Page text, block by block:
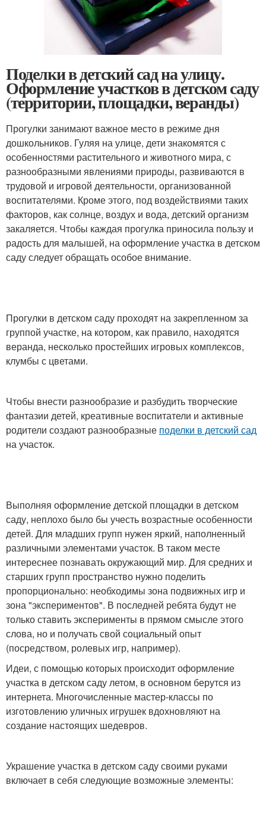
Поделки в детский сад на улицу.
Оформление участков в детском саду
(территории, площадки, веранды)
Прогулки занимают важное место в режиме дня
дошкольников. Гуляя на улице, дети знакомятся с
особенностями растительного и животного мира, с
разнообразными явлениями природы, развиваются в
трудовой и игровой деятельности, организованной
воспитателями. Кроме этого, под воздействиями таких
факторов, как солнце, воздух и вода, детский организм
закаляется. Чтобы каждая прогулка приносила пользу и
радость для малышей, на оформление участка в детском
саду следует обращать особое внимание.
Прогулки в детском саду проходят на закрепленном за
группой участке, на котором, как правило, находятся
веранда, несколько простейших игровых комплексов,
клумбы с цветами.
Чтобы внести разнообразие и разбудить творческие
фантазии детей, креативные воспитатели и активные
родители создают разнообразные поделки в детский сад
на участок.
Выполняя оформление детской площадки в детском
саду, неплохо было бы учесть возрастные особенности
детей. Для младших групп нужен яркий, наполненный
различными элементами участок. В таком месте
интереснее познавать окружающий мир. Для средних и
старших групп пространство нужно поделить
пропорционально: необходимы зона подвижных игр и
зона "экспериментов". В последней ребята будут не
только ставить эксперименты в прямом смысле этого
слова, но и получать свой социальный опыт
(посредством, ролевых игр, например).
Идеи, с помощью которых происходит оформление
участка в детском саду летом, в основном берутся из
интернета. Многочисленные мастер-классы по
изготовлению уличных игрушек вдохновляют на
создание настоящих шедевров.
Украшение участка в детском саду своими руками
включает в себя следующие возможные элементы: